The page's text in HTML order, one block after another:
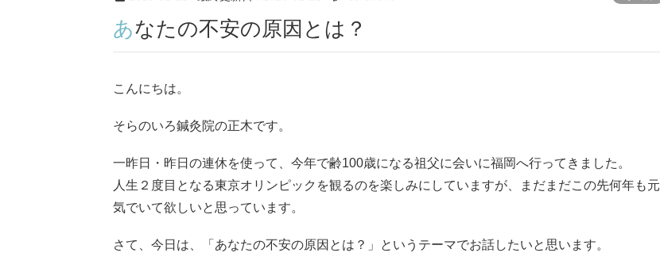
あなたの不安の原因とは？
こんにちは。
そらのいろ鍼灸院の正木です。
一昨日・昨日の連休を使って、今年で齢100歳になる祖父に会いに福岡へ行ってきました。
人生２度目となる東京オリンピックを観るのを楽しみにしていますが、まだまだこの先何年も元
気でいて欲しいと思っています。
さて、今日は、「あなたの不安の原因とは？」というテーマでお話したいと思います。